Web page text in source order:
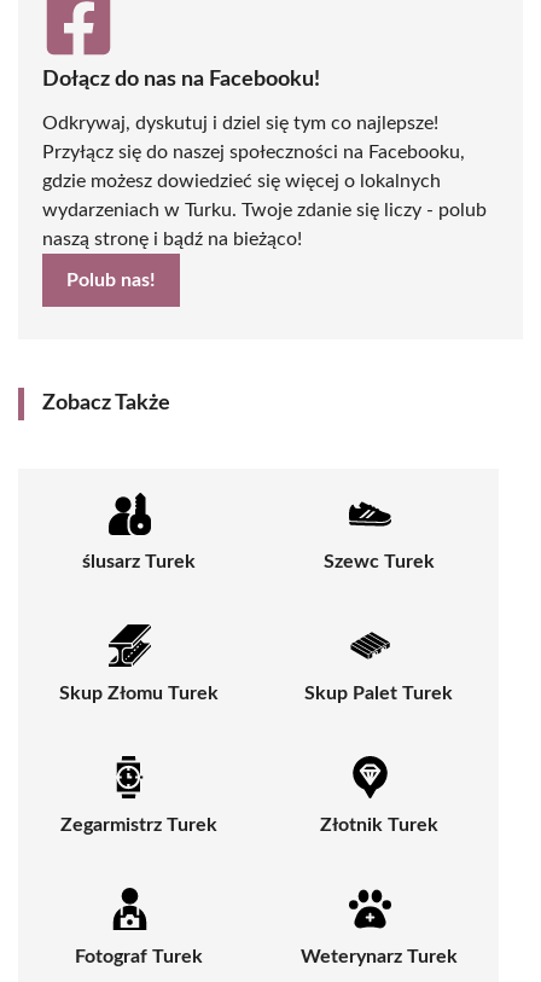
Dołącz do nas na Facebooku!
Odkrywaj, dyskutuj i dziel się tym co najlepsze!
Przyłącz się do naszej społeczności na Facebooku,
gdzie możesz dowiedzieć się więcej o lokalnych
wydarzeniach w Turku. Twoje zdanie się liczy - polub
naszą stronę i bądź na bieżąco!
Polub nas!
Zobacz Także
ślusarz Turek Szewc Turek
Skup Złomu Turek Skup Palet Turek
Zegarmistrz Turek Złotnik Turek
Fotograf Turek Weterynarz Turek